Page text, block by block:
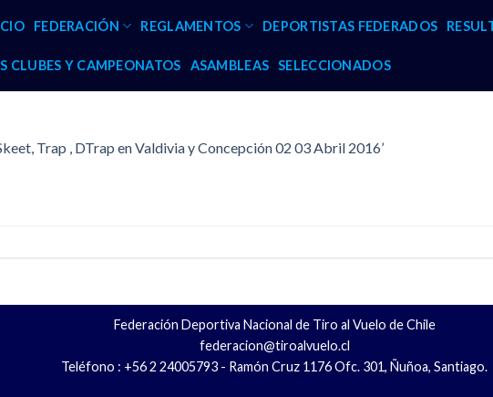
FEDERACIÓN REGLAMENTOS DEPORTISTAS FEDERADOS
CLUBES Y CAMPEONATOS ASAMBLEAS SELECCIONADOS
Trap , DTrap en Valdivia y Concepción 02 03 Abril 2016’
Federación Deportiva Nacional de Tiro al Vuelo de Chile
federacion@tiroalvuelo.cl
Teléfono : +56 2 24005793 - Ramón Cruz 1176 Ofc. 301, Ñuñoa, Santiago.